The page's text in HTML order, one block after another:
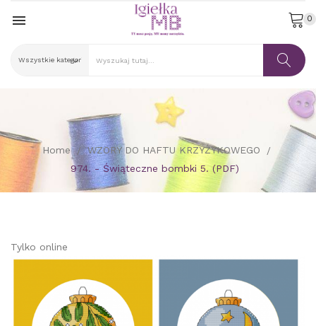
 0
Home
WZORY DO HAFTU KRZYŻYKOWEGO
974. - Świąteczne bombki 5. (PDF)
Tylko online